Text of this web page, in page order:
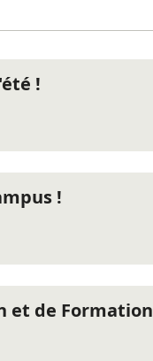
!
!
et de Formation